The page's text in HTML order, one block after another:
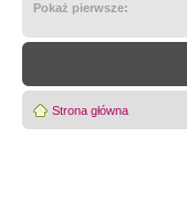
Pokaż pierwsze:
Strona główna